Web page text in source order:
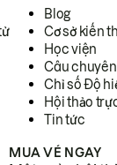
Blog
Cơ sở kiến
Học viện
Câu
Chỉ số Độ
Hội thảo
Tin tức
MUA VÉ NGAY